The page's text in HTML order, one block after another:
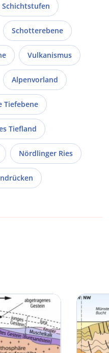
Schichtstufen
Schotterebene
Vulkanismus
Alpenvorland
Tiefebene
Tiefland
Nördlinger Ries